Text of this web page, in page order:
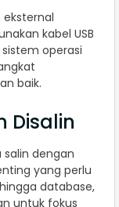
kabel USB
operasi
baik.
Disalin
dengan
yang perlu
database,
untuk fokus